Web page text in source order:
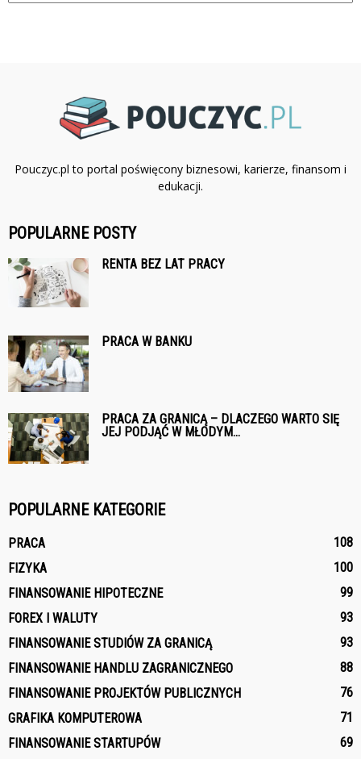
Pouczyc.pl to portal poświęcony biznesowi, karierze, finansom i
edukacji.
POPULARNE POSTY
RENTA BEZ LAT PRACY
PRACA W BANKU
PRACA ZA GRANICĄ – DLACZEGO WARTO SIĘ
JEJ PODJĄĆ W MŁODYM...
POPULARNE KATEGORIE
PRACA
108
FIZYKA
100
FINANSOWANIE HIPOTECZNE
99
FOREX I WALUTY
93
FINANSOWANIE STUDIÓW ZA GRANICĄ
93
FINANSOWANIE HANDLU ZAGRANICZNEGO
88
FINANSOWANIE PROJEKTÓW PUBLICZNYCH
76
GRAFIKA KOMPUTEROWA
71
FINANSOWANIE STARTUPÓW
69